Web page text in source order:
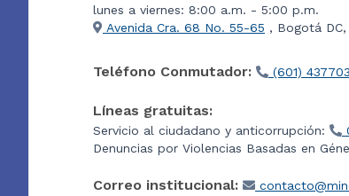
lunes a viernes: 8:00 a.m. - 5:00 p.m.
Avenida Cra. 68 No. 55-65 , Bogotá DC,
Teléfono Conmutador: (601)
Líneas gratuitas:
Servicio al ciudadano y anticorrupción:
Denuncias por Violencias Basadas en
Correo institucional: